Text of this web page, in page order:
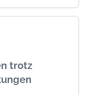
trotz